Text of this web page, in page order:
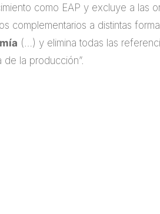
como EAP y excluye a las
complementarios a distintas
(…) y elimina todas las
la producción”.